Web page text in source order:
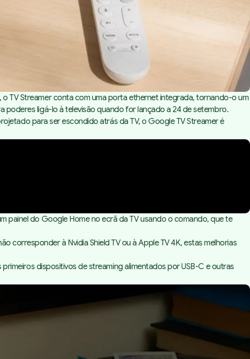
o TV Streamer conta com uma portaethernetintegrada, tornando-o um
poderes ligá-lo à televisão quando for lançado a 24 de setembro.
para ser escondido atrás da TV, o Google TV Streamer é
painel do Google Home no ecrã da TV usando o comando, que te
corresponder à Nvidia Shield TV ou à Apple TV 4K, estas melhorias
dispositivos destreamingalimentados por USB-C e outras